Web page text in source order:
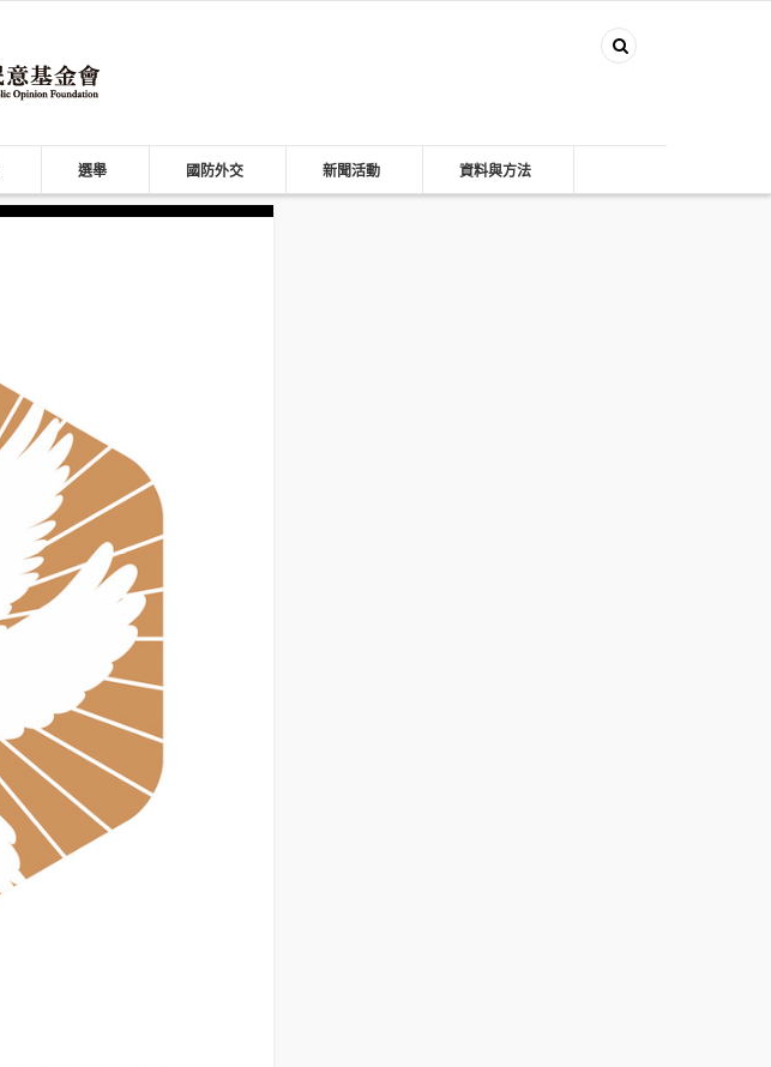
選舉 國防外交 新聞活動 資料與方法